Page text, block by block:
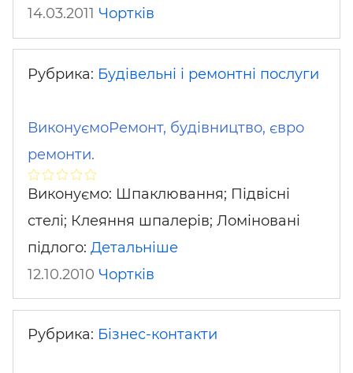
14.03.2011 Чортків
Рубрика: Будівельні і ремонтні послуги
ВиконуємоРемонт, будівництво, євро
ремонти.
Виконуємо: Шпаклювання; Підвісні
стелі; Клеяння шпалерів; Ломіновані
підлого: Детальніше
12.10.2010 Чортків
Рубрика: Бізнес-контакти